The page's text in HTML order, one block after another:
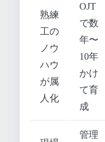
熟練
工の
ノウ
ハウ
が属
人化
OJT
で数
年〜
10年
かけ
て育
成
管理